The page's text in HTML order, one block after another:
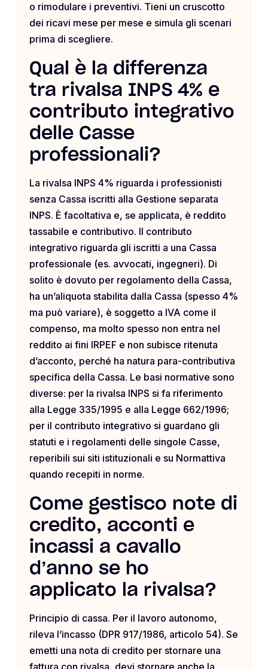
o rimodulare i preventivi. Tieni un cruscotto
dei ricavi mese per mese e simula gli scenari
prima di scegliere.
Qual è la differenza
tra rivalsa INPS 4% e
contributo integrativo
delle Casse
professionali?
La rivalsa INPS 4% riguarda i professionisti
senza Cassa iscritti alla Gestione separata
INPS. È facoltativa e, se applicata, è reddito
tassabile e contributivo. Il contributo
integrativo riguarda gli iscritti a una Cassa
professionale (es. avvocati, ingegneri). Di
solito è dovuto per regolamento della Cassa,
ha un’aliquota stabilita dalla Cassa (spesso 4%
ma può variare), è soggetto a IVA come il
compenso, ma molto spesso non entra nel
reddito ai fini IRPEF e non subisce ritenuta
d’acconto, perché ha natura para-contributiva
specifica della Cassa. Le basi normative sono
diverse: per la rivalsa INPS si fa riferimento
alla Legge 335/1995 e alla Legge 662/1996;
per il contributo integrativo si guardano gli
statuti e i regolamenti delle singole Casse,
reperibili sui siti istituzionali e su Normattiva
quando recepiti in norme.
Come gestisco note di
credito, acconti e
incassi a cavallo
d’anno se ho
applicato la rivalsa?
Principio di cassa. Per il lavoro autonomo,
rileva l’incasso (DPR 917/1986, articolo 54). Se
emetti una nota di credito per stornare una